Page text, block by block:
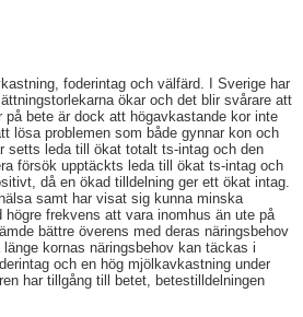
foderintag och välfärd. I Sverige har
ökar och det blir svårare att
bete är dock att högavkastande kor inte
lösa problemen som både gynnar kon och
setts leda till ökat totalt ts-intag och den
försök upptäckts leda till ökat ts-intag och
då en ökad tilldelning ger ett ökat intag.
samt har visat sig kunna minska
frekvens att vara inomhus än ute på
bättre överens med deras näringsbehov
kornas näringsbehov kan täckas i
och en hög mjölkavkastning under
har tillgång till betet, betestilldelningen